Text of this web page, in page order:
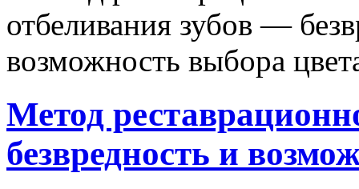
Метод
безвредность и